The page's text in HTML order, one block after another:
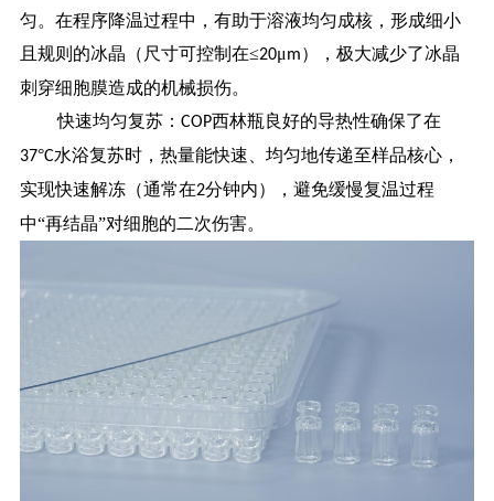
匀。在程序降温过程中，有助于溶液均匀成核，形成细小
且规则的冰晶（尺寸可控制在≤20μm），极大减少了冰晶
刺穿细胞膜造成的机械损伤。
快速均匀复苏： COP西林瓶良好的导热性确保了在
37°C水浴复苏时，热量能快速、均匀地传递至样品核心，
实现快速解冻（通常在2分钟内），避免缓慢复温过程
中“再结晶”对细胞的二次伤害。